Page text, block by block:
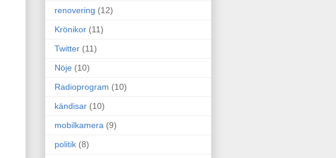
renovering (12)
Krönikor (11)
Twitter (11)
Nöje (10)
Radioprogram (10)
kändisar (10)
mobilkamera (9)
politik (8)